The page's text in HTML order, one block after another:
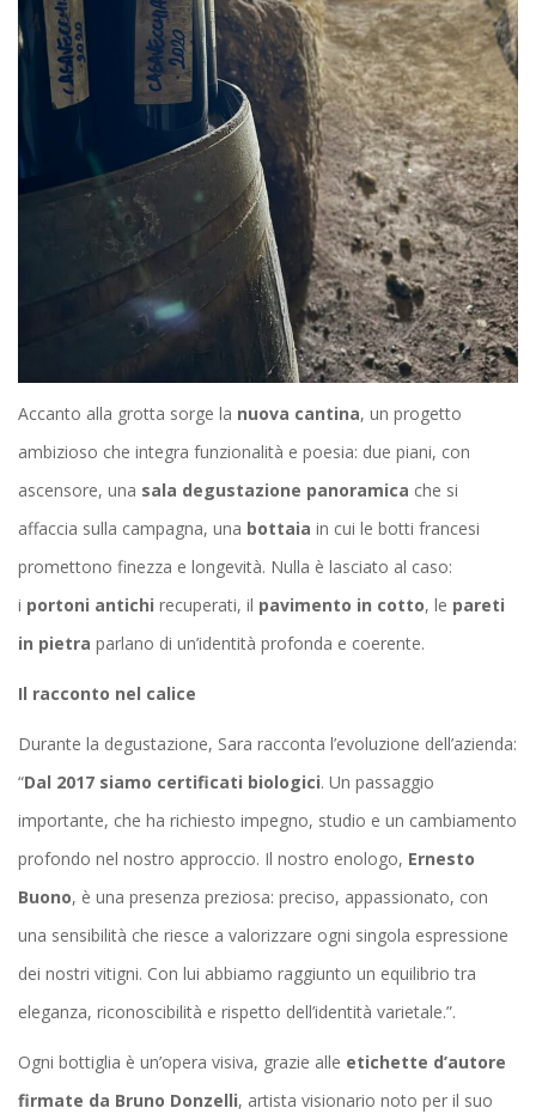
Accanto alla grotta sorge la nuova cantina, un progetto
ambizioso che integra funzionalità e poesia: due piani, con
ascensore, una sala degustazione panoramica che si
affaccia sulla campagna, una bottaia in cui le botti francesi
promettono finezza e longevità. Nulla è lasciato al caso:
i portoni antichi recuperati, il pavimento in cotto, le pareti
in pietra parlano di un’identità profonda e coerente.
Il racconto nel calice
Durante la degustazione, Sara racconta l’evoluzione dell’azienda:
“Dal 2017 siamo certificati biologici. Un passaggio
importante, che ha richiesto impegno, studio e un cambiamento
profondo nel nostro approccio. Il nostro enologo, Ernesto
Buono, è una presenza preziosa: preciso, appassionato, con
una sensibilità che riesce a valorizzare ogni singola espressione
dei nostri vitigni. Con lui abbiamo raggiunto un equilibrio tra
eleganza, riconoscibilità e rispetto dell’identità varietale.”.
Ogni bottiglia è un’opera visiva, grazie alle etichette d’autore
firmate da Bruno Donzelli, artista visionario noto per il suo